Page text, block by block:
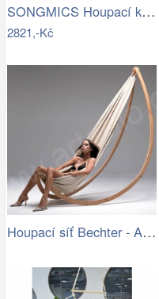
SONGMICS Houpací křeslo Faux světle šedé
2821,-Kč
Houpací síť Bechter - Artedio.cz